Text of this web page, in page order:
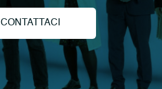
CONTATTACI